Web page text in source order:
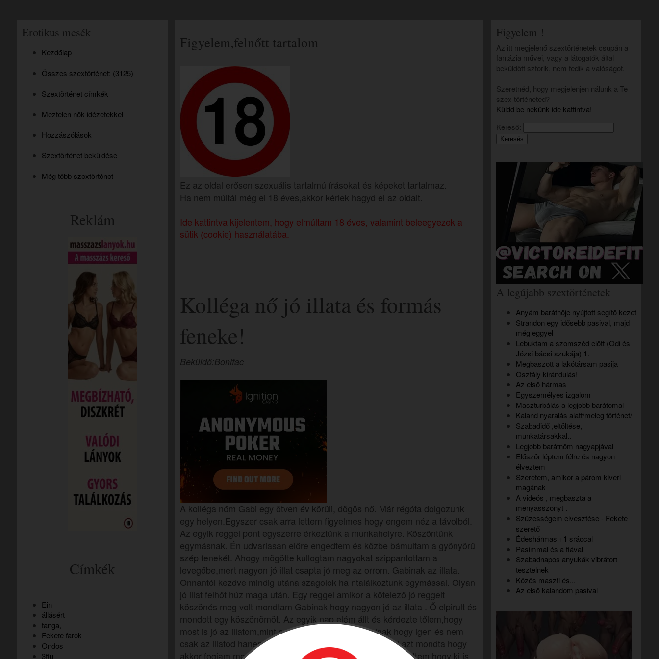
Erotikus mesék
Kezdőlap
Összes szextörténet: (3125)
Szextörténet címkék
Meztelen nők idézetekkel
Hozzászólások
Szextörténet beküldése
Még több szextörténet
Reklám
Címkék
Ein
állásért
tanga,
Fekete farok
Ondos
3fiu
Figyelem,felnőtt tartalom
Ez az oldal erősen szexuális tartalmú írásokat és képeket tartalmaz.
Ha nem múltál még el 18 éves,akkor kérlek hagyd el az oldalt.
Ide kattintva kijelentem, hogy elmúltam 18 éves, valamint beleegyezek a
sütik (cookie) használatába.
Kolléga nő jó illata és formás
feneke!
Beküldő:Bonifac
A kolléga nőm Gabi egy ötven év körüli, dögös nő. Már régóta dolgozunk
egy helyen.Egyszer csak arra lettem figyelmes hogy engem néz a távolból.
Az egyik reggel pont egyszerre érkeztünk a munkahelyre. Köszöntünk
egymásnak. Én udvariasan előre engedtem és közbe bámultam a gyönyörű
szép fenekét. Ahogy mögötte kullogtam nagyokat szippantottam a
levegőbe,mert nagyon jó illat csapta jó meg az orrom. Gabinak az illata.
Onnantól kezdve mindig utána szagolok ha ntalálkoztunk egymással. Olyan
jó illat felhőt húz maga után. Egy reggel amikor a kötelező jó reggelt
köszönés meg volt mondtam Gabinak hogy nagyon jó az illata . Ő elpirult és
mondott egy köszönömöt. Az egyik nap elém állt és kérdezte tőlem,hogy
most is jó az illatom,mint a múltkor. Mondtam Gabinak hogy igen és nem
csak az illatod hanem a feneked is nagyon formás. Gabi azt mondta hogy
akkor fogjam meg a seggét. Én megfogtam neki és hozzátettem hogy ki is
Figyelem !
Az itt megjelenő szextörténetek csupán a
fantázia művei, vagy a látogatók által
beküldött sztorik, nem fedik a valóságot.
Szeretnéd, hogy megjelenjen nálunk a Te
szex történeted?
Küldd be nekünk ide kattintva!
Kereső:
A legújabb szextörténetek
Anyám barátnője nyújtott segítő kezet
Strandon egy idősebb pasival, majd
még eggyel
Lebuktam a szomszéd előtt (Odi és
Józsi bácsi szukája) 1.
Megbaszott a lakótársam pasija
Osztály kirándulás!
Az első hármas
Egyszemélyes izgalom
Maszturbálás a legjobb barátomal
Kaland nyaralás alatt/meleg történet/
Szabadidő ,eltöltése,
munkatársakkal..
Legjobb barátnőm nagyapjával
Először léptem félre és nagyon
élveztem
Szeretem, amikor a párom kiveri
magának
A videós , megbaszta a
menyasszonyt .
Szüzességem elvesztése - Fekete
szerető
Édeshármas +1 sráccal
Pasimmal és a fiával
Szabadnapos anyukák vibrátort
tesztelnek
Közös maszti és...
Az első kalandom pasival